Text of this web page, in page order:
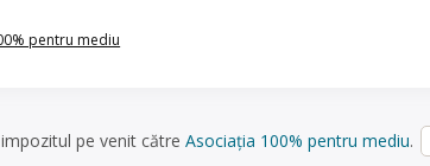
pentru mediu
pe venit către Asociația 100% pentru mediu.